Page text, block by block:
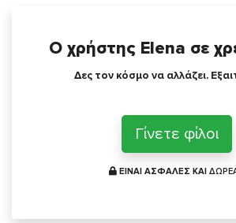
Ο χρήστης Elena σε
Δες τον κόσμο να αλλάζει.
Γίνετε φίλοι
ΕΙΝΑΙ ΑΣΦΑΛΕΣ ΚΑΙ